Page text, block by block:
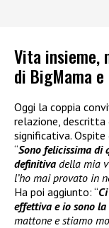
Vita insieme,
di BigMama
Oggi la coppia
relazione,
significativa. Ospite
“Sono felicissima di
definitiva della mia
l’ho mai provato in
Ha poi aggiunto: “
effettiva e io sono la
mattone e stiamo